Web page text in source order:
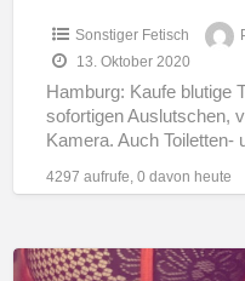
Sonstiger Fetisch
13. Oktober 2020
Hamburg: Kaufe blutige
sofortigen Auslutschen,
Kamera. Auch Toiletten-
4297 aufrufe, 0 davon heute
Mollige